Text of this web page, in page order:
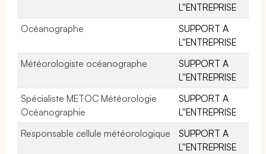
L''ENTREPRISE
Océanographe
SUPPORT A
L''ENTREPRISE
Météorologiste océanographe
SUPPORT A
L''ENTREPRISE
Spécialiste METOC Météorologie
Océanographie
SUPPORT A
L''ENTREPRISE
Responsable cellule météorologique
SUPPORT A
L''ENTREPRISE